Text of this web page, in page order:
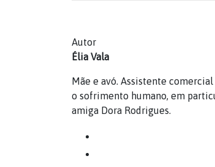
Autor
Élia Vala
Mãe e avó. Assistente
o sofrimento humano, em
amiga Dora Rodrigues.